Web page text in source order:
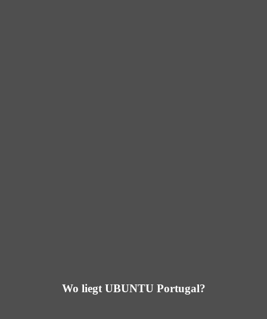
Wo liegt UBUNTU Portugal?